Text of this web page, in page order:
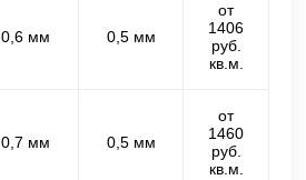
0,6 мм 0,5 мм
от
1406
руб.
кв.м.
0,7 мм 0,5 мм
от
1460
руб.
кв.м.